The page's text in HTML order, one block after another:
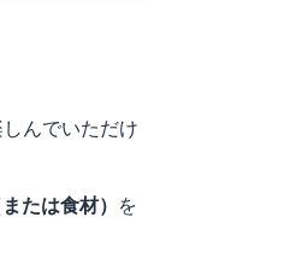
んでいただけ
たは食材） を